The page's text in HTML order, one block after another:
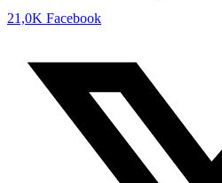
21,0K Facebook